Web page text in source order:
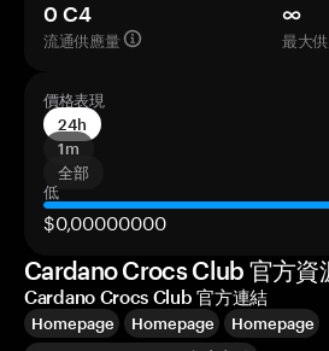
0 C4
流通供應量
∞
最大
價格表現
24h
1m
全部
低
$0,00000000
Cardano Crocs Club 官方資
Cardano Crocs Club 官方連結
Homepage Homepage
Homepage